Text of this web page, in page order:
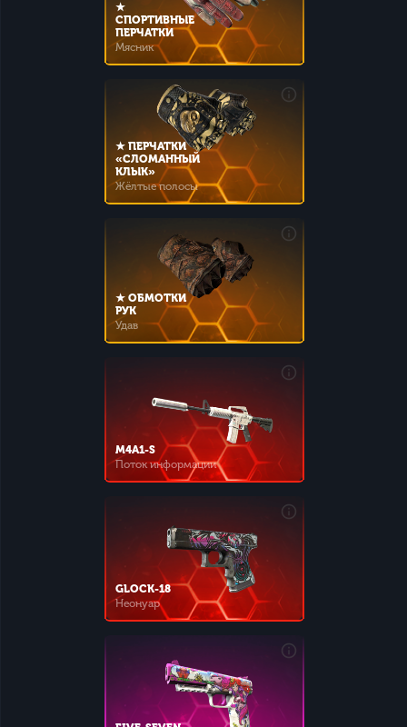
★
СПОРТИВНЫЕ
ПЕРЧАТКИ
Мясник
★ ПЕРЧАТКИ
«СЛОМАННЫЙ
КЛЫК»
Жёлтые полосы
★ ОБМОТКИ
РУК
Удав
M4A1-S
Поток информации
GLOCK-18
Неонуар